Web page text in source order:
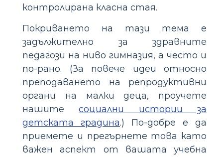
контролирана класна стая.
Покриването на тази тема е
задължително за здравните
педагози на ниво гимназия, а често и
по-рано. (За повече идеи относно
преподаването на репродуктивни
органи на малки деца, проучете
нашитесоциални истории за
детската градина.) По-добре е да
приемете и прегърнете това като
важен аспект от вашата учебна